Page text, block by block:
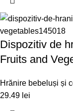
Dispozitiv de
Fruits and
Hrănire bebeluși și
29.49 lei